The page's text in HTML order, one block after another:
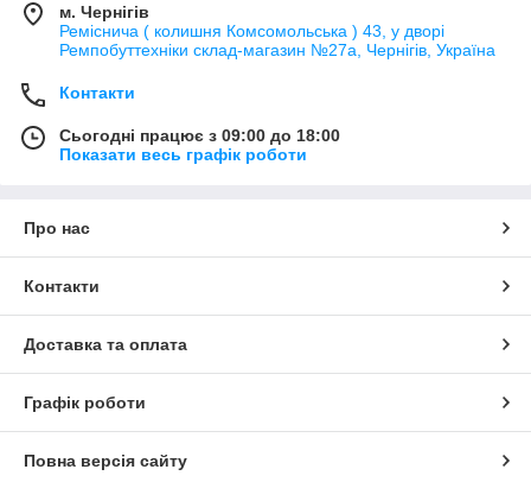
м. Чернігів
Реміснича ( колишня Комсомольська ) 43, у дворі
Ремпобуттехніки склад-магазин №27a, Чернігів, Україна
Контакти
Сьогодні працює з 09:00 до 18:00
Показати весь графік роботи
Про нас
Контакти
Доставка та оплата
Графік роботи
Повна версія сайту